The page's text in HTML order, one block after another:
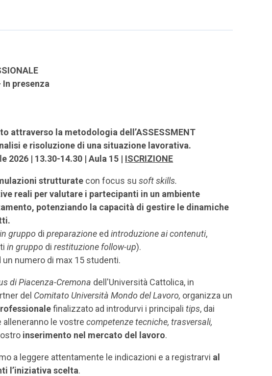
presenza
attraverso la metodologia dell’ASSESSMENT
e risoluzione di una situazione lavorativa.
2026 | 13.30-14.30 | Aula 15 | ISCRIZIONE
strutturate con focus susoft skills.
reali per valutare i partecipanti in un ambiente
potenziando la capacità di gestire le dinamiche
in gruppo dipreparazione edintroduzione ai contenuti,
in gruppo di restituzione follow-up).
numero di max 15 studenti.
di Piacenza-Cremona dell'Università Cattolica, in
del Comitato Università Mondo del Lavoro, organizza un
finalizzato ad introdurvi i principalitips, dai
alleneranno le vostrecompetenze tecniche, trasversali,
inserimento nel mercato del lavoro.
a leggere attentamente le indicazioni e a registrarvi al
l’iniziativa scelta.